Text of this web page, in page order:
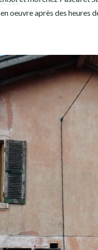
oeuvre après des heures